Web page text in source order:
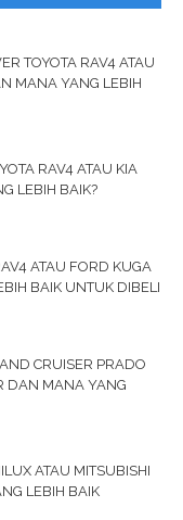
TOYOTA RAV4 ATAU
MANA YANG LEBIH
RAV4 ATAU KIA
LEBIH BAIK?
ATAU FORD KUGA
BAIK UNTUK DIBELI
CRUISER PRADO
DAN MANA YANG
ATAU MITSUBISHI
LEBIH BAIK